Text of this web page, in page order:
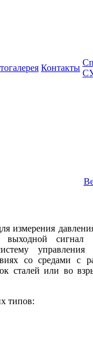
Контакты
измерения
сигнал
управления
со средами с
сталей или во
типов: